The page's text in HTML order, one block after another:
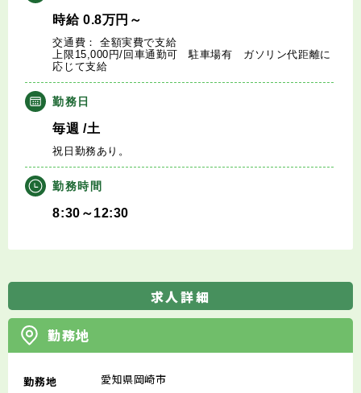
データで見る医師の平均年収
医師に役立つ取材記事
大学医局紹介
時給0.8万円 ～
交通費： 全額実費で支給
上限15,000円/回車通勤可 駐車場有 ガソリン代距離に
応じて支給
勤務日
毎週 /土
祝日勤務あり。
勤務時間
8:30～12:30
求人詳細
勤務地
勤務地 愛知県岡崎市